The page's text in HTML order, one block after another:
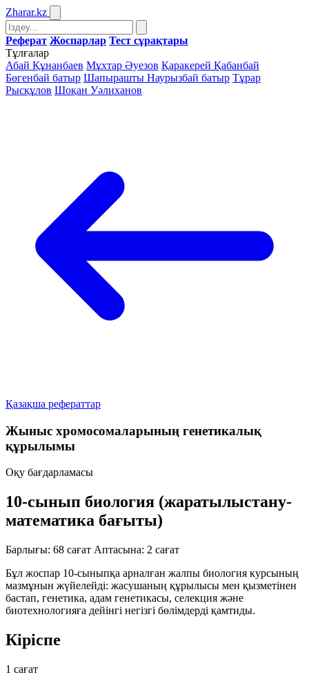
Zharar.kz
Реферат Жоспарлар Тест сұрақтары
Тұлғалар
Абай Құнанбаев Мұхтар Әуезов Қаракерей Қабанбай
Бөгенбай батыр Шапырашты Наурызбай батыр Тұрар
Рысқұлов Шоқан Уәлиханов
Қазақша рефераттар
Жыныс хромосомаларының генетикалық
құрылымы
Оқу бағдарламасы
10-сынып биология (жаратылыстану-
математика бағыты)
Барлығы: 68 сағат Аптасына: 2 сағат
Бұл жоспар 10-сыныпқа арналған жалпы биология курсының
мазмұнын жүйелейді: жасушаның құрылысы мен қызметінен
бастап, генетика, адам генетикасы, селекция және
биотехнологияға дейінгі негізгі бөлімдерді қамтиды.
Кіріспе
1 сағат